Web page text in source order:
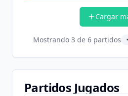
Cargar
Mostrando 3 de 6partidos
Partidos Jugados